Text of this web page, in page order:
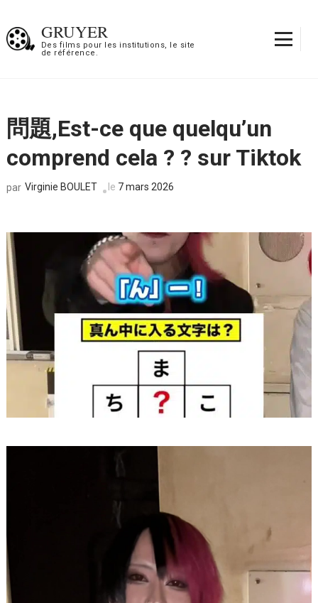
contenu
GRUYER
Des films pour les institutions, le site
de référence.
問題,Est-ce que quelqu’un
comprend cela ? ? sur Tiktok
par Virginie BOULET le 7 mars 2026